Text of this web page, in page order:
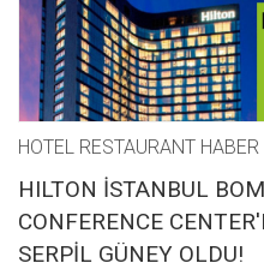
HOTEL RESTAURANT HABER
HILTON İSTANBUL
CONFERENCE
SERPİL GÜNEY OLDU!